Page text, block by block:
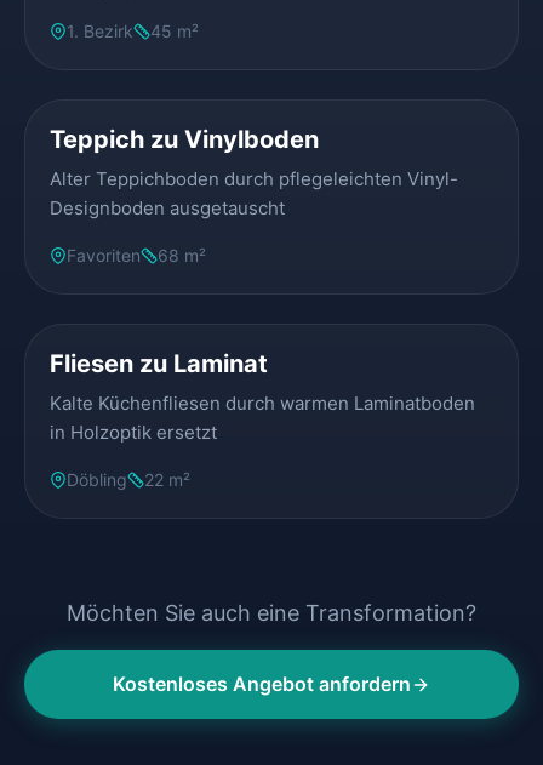
1. Bezirk 45 m²
Teppich zu Vinylboden
Alter Teppichboden durch pflegeleichten Vinyl-
Designboden ausgetauscht
Favoriten 68 m²
Fliesen zu Laminat
Kalte Küchenfliesen durch warmen Laminatboden
in Holzoptik ersetzt
Döbling 22 m²
Möchten Sie auch eine Transformation?
Kostenloses Angebot anfordern